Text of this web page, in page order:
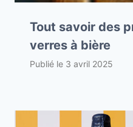
Tout savoir des
verres à bière
Publié le 3 avril 2025